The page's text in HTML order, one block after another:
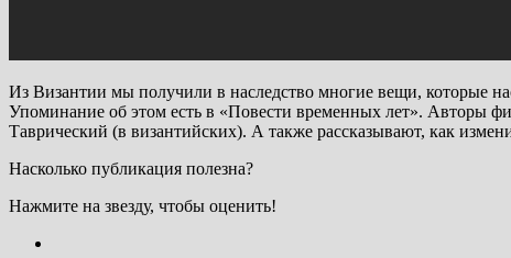
Из Византии мы получили в наследство многие вещи, которые
Упоминание об этом есть в «Повести временных лет». Авторы
Таврический (в византийских). А также рассказывают, как
Насколько публикация полезна?
Нажмите на звезду, чтобы оценить!